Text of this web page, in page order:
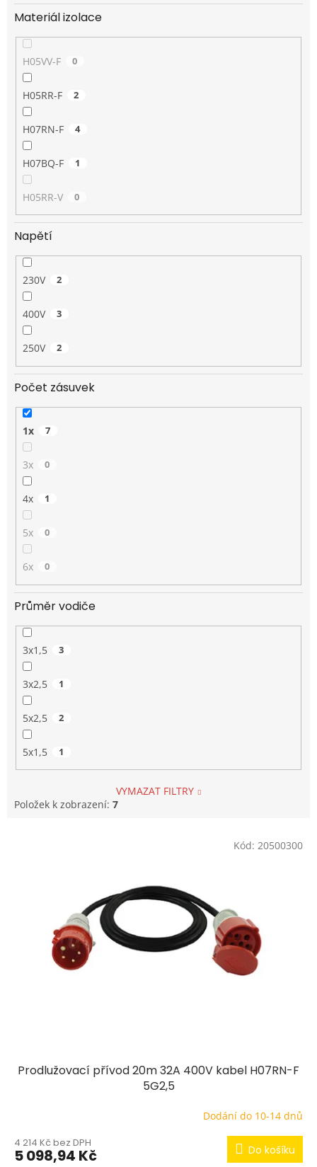
Materiál izolace
H05VV-F 0
H05RR-F 2
H07RN-F 4
H07BQ-F 1
H05RR-V 0
Napětí
230V 2
400V 3
250V 2
Počet zásuvek
1x 7
3x 0
4x 1
5x 0
6x 0
Průměr vodiče
3x1,5 3
3x2,5 1
5x2,5 2
5x1,5 1
VYMAZAT FILTRY
Položek k zobrazení: 7
Prodlužovací přívod 20m 32A 400V kabel H07RN-F
5G2,5
Dodání do 10-14 dnů
4 214 Kč bez DPH
5 098,94 Kč Do košíku
Kód: 20500300